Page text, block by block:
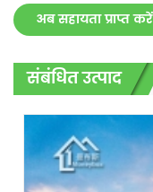
अब सहायता प्राप्त करें
संबंधित उत्पाद